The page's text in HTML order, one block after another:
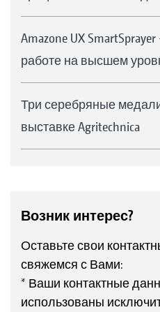
Amazone UX
работе на высшем
Три серебряные
выставке Agritechnica
Возник интерес?
Оставьте свои
свяжемся с Вами:
* Ваши контактные
использованы